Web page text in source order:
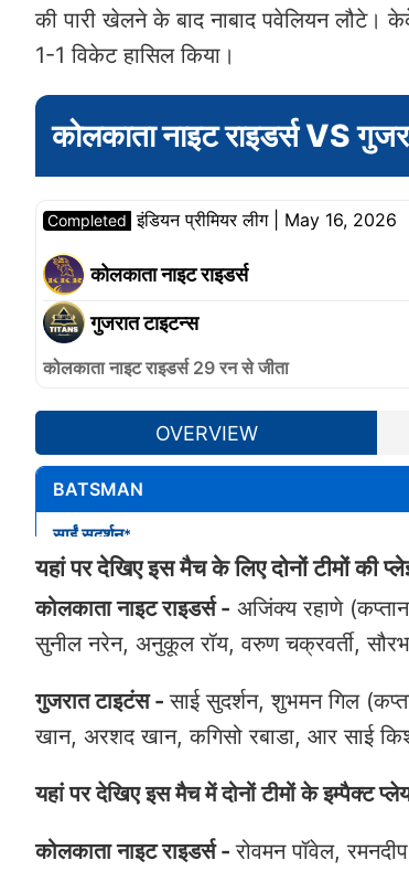
की पारी खेलने के बाद नाबाद पवेलियन
1-1 विकेट हासिल किया।
यहां पर देखिए इस मैच के लिए दोनों टीमों की
कोलकाता नाइट राइडर्स - अजिंक्य रहाणे
सुनील नरेन, अनुकूल रॉय, वरुण चक्रवर्ती, सौरभ
गुजरात टाइटंस -साई सुदर्शन, शुभमन गिल
खान, अरशद खान, कगिसो रबाडा, आर साई
यहां पर देखिए इस मैच में दोनों टीमों के इम्पैक्ट
कोलकाता नाइट राइडर्स -रोवमन पॉवेल,